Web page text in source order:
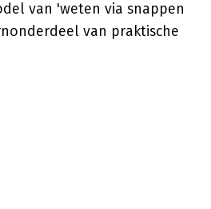
van 'weten via snappen
van praktische